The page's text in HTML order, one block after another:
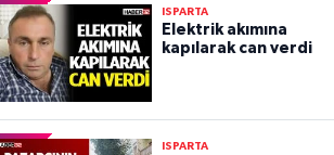
ISPARTA
Elektrik akımına
kapılarak can verdi
ISPARTA